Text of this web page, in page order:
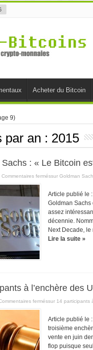
Acheter du Bitcoin
9)
par an : 2015
: « Le Bitcoin
Commentaires ferméssur Goldman
Article publié le
Goldman
assez
décennie.
Next Decade,
Lire la suite »
à l’enchère des
ferméssur 14 participants
Article publié le
troisième
vente en juin
flop puisque